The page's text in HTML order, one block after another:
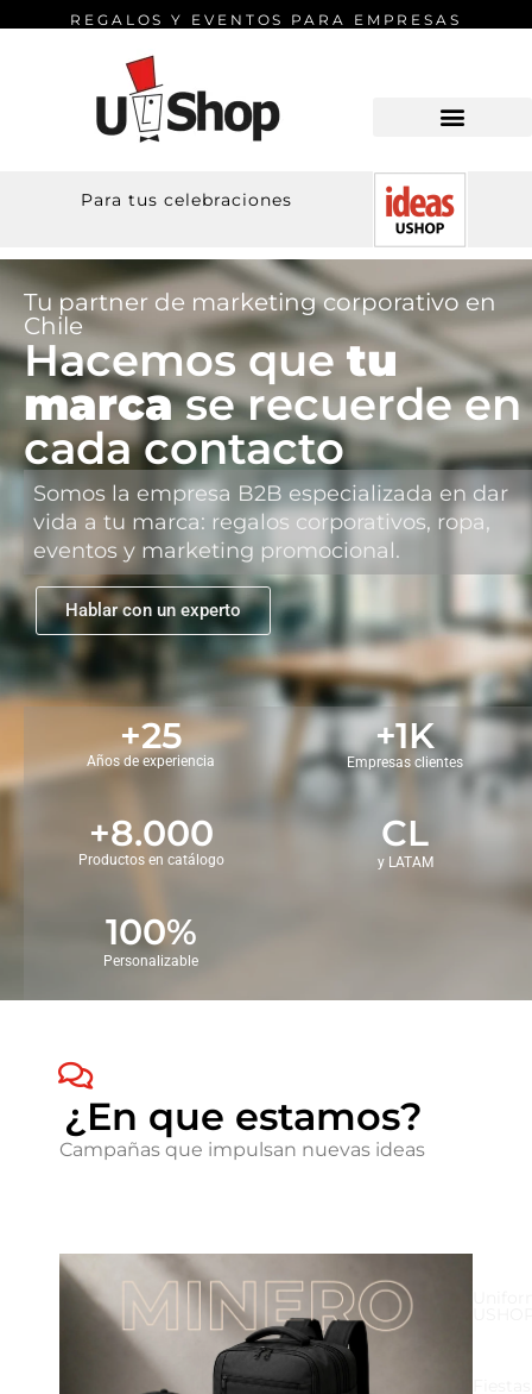
REGALOS Y EVENTOS PARA EMPRESAS
Para tus celebraciones
Tu partner de marketing corporativo en
Chile
Hacemos quetu
marcase recuerde en
cada contacto
Somos la empresa B2B especializada en dar
vida a tu marca: regalos corporativos, ropa,
eventos y marketing promocional.
Hablar con un experto
+25
Años de experiencia
+1K
Empresas clientes
+8.000
Productos en catálogo
CL
y LATAM
100%
Personalizable
¿En que estamos?
Campañas que impulsan nuevas ideas